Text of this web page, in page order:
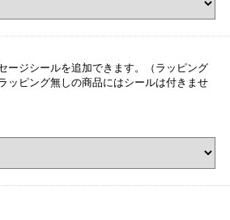
ージシールを追加できます。（ラッピング
ッピング無しの商品にはシールは付きませ